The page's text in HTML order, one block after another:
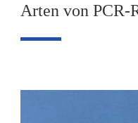
Arten von PCR-